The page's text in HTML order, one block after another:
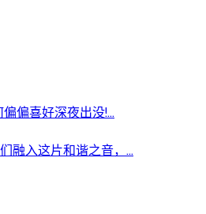
偏喜好深夜出没!...
融入这片和谐之音，...